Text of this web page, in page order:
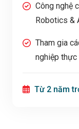
Công nghệ
Robotics &
Tham gia
nghiệp thực
Từ 2 năm